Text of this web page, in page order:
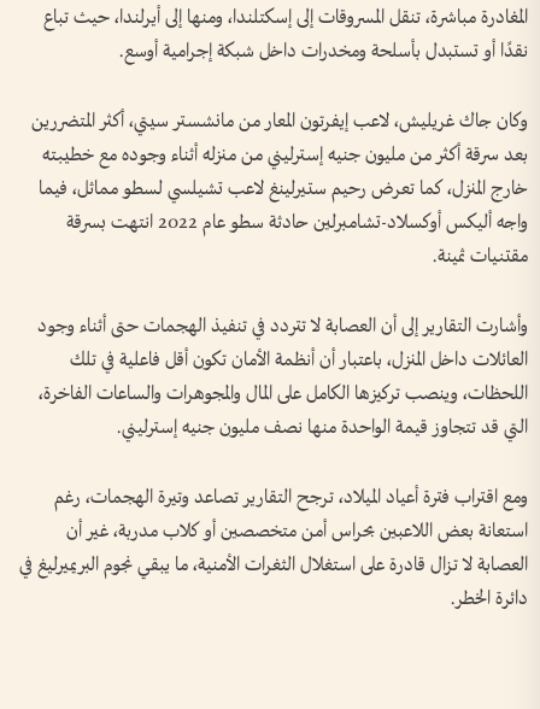
المغادرة مباشرة، تنقل المسروقات إلى إسكتلندا، ومنها إلى أيرلندا، حيث تباع
نقدًا أو تستبدل بأسلحة ومخدرات داخل شبكة إجرامية أوسع.
وكان جاك غريليش، لاعب إيفرتون المعار من مانشستر سيتي، أكثر المتضررين
بعد سرقة أكثر من مليون جنيه إسترليني من منزله أثناء وجوده مع خطيبته
خارج المنزل، كما تعرض رحيم ستيرلينغ لاعب تشيلسي لسطو مماثل، فيما
واجه أليكس أوكسلاد-تشامبرلين حادثة سطو عام 2022 انتهت بسرقة
مقتنيات ثمينة.
وأشارت التقارير إلى أن العصابة لا تتردد في تنفيذ الهجمات حتى أثناء وجود
العائلات داخل المنزل، باعتبار أن أنظمة الأمان تكون أقل فاعلية في تلك
اللحظات، وينصب تركيزها الكامل على المال والمجوهرات والساعات الفاخرة،
التي قد تتجاوز قيمة الواحدة منها نصف مليون جنيه إسترليني.
ومع اقتراب فترة أعياد الميلاد، ترجح التقارير تصاعد وتيرة الهجمات، رغم
استعانة بعض اللاعبين بحراس أمن متخصصين أو كلاب مدربة، غير أن
العصابة لا تزال قادرة على استغلال الثغرات الأمنية، ما يبقي نجوم البريميرليغ في
دائرة الخطر.